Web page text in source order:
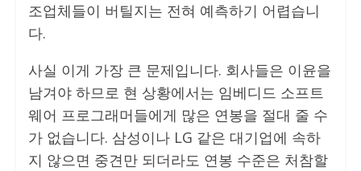
조업체들이 버틸지는 전혀 예측하기 어렵습니
다.
사실 이게 가장 큰 문제입니다. 회사들은 이윤을
남겨야 하므로 현 상황에서는 임베디드 소프트
웨어 프로그래머들에게 많은 연봉을 절대 줄 수
가 없습니다. 삼성이나 LG 같은 대기업에 속하
지 않으면 중견만 되더라도 연봉 수준은 처참할